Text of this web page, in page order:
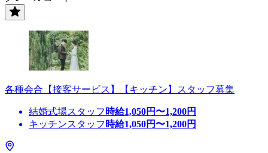
各種会合【接客サービス】【キッチン】スタッフ募集
結婚式場スタッフ 時給1,050円〜1,200円
キッチンスタッフ 時給1,050円〜1,200円